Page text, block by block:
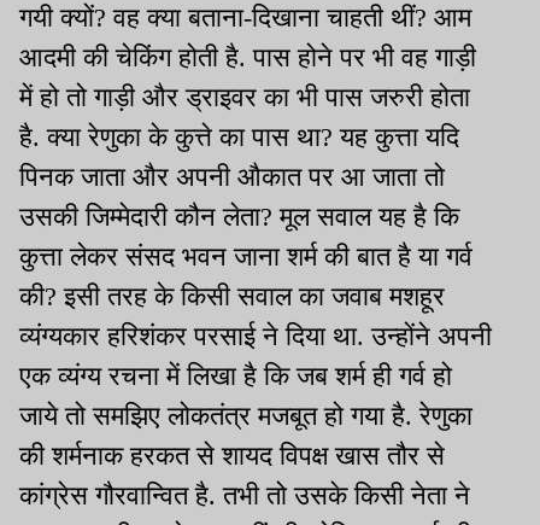
गयी क्यों? वह क्या बताना-दिखाना चाहती थीं? आम
आदमी की चेकिंग होती है. पास होने पर भी वह गाड़ी
में हो तो गाड़ी और ड्राइवर का भी पास जरुरी होता
है. क्या रेणुका के कुत्ते का पास था? यह कुत्ता यदि
पिनक जाता और अपनी औकात पर आ जाता तो
उसकी जिम्मेदारी कौन लेता? मूल सवाल यह है कि
कुत्ता लेकर संसद भवन जाना शर्म की बात है या गर्व
की? इसी तरह के किसी सवाल का जवाब मशहूर
व्यंग्यकार हरिशंकर परसाई ने दिया था. उन्होंने अपनी
एक व्यंग्य रचना में लिखा है कि जब शर्म ही गर्व हो
जाये तो समझिए लोकतंत्र मजबूत हो गया है. रेणुका
की शर्मनाक हरकत से शायद विपक्ष खास तौर से
कांग्रेस गौरवान्वित है. तभी तो उसके किसी नेता ने